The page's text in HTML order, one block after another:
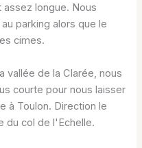
longue. Nous
parking alors que le
cimes.
vallée de la Clarée, nous
courte pour nous laisser
à Toulon. Direction le
du col de l'Echelle.